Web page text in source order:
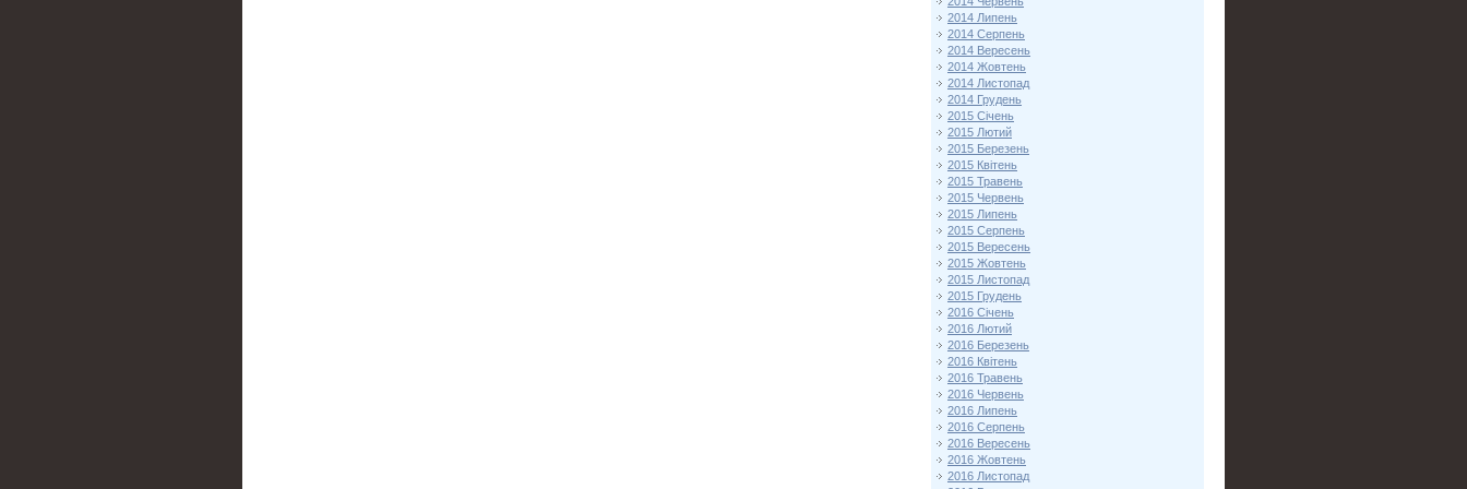
2014 Липень
2014 Серпень
2014 Вересень
2014 Жовтень
2014 Листопад
2014 Грудень
2015 Січень
2015 Лютий
2015 Березень
2015 Квітень
2015 Травень
2015 Червень
2015 Липень
2015 Серпень
2015 Вересень
2015 Жовтень
2015 Листопад
2015 Грудень
2016 Січень
2016 Лютий
2016 Березень
2016 Квітень
2016 Травень
2016 Червень
2016 Липень
2016 Серпень
2016 Вересень
2016 Жовтень
2016 Листопад